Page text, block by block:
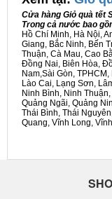
Cửa hàng Giỏ quà tết
Trong cả nước bao
Hồ Chí Minh, Hà Nội,
Giang, Bắc Ninh, Bến
Thuận, Cà Mau, Cao
Đồng Nai, Biên Hòa,
Nam,Sài Gòn,
Lào Cai, Lạng Sơn,
Ninh Bình, Ninh
Quảng Ngãi, Quảng
Thái Bình, Thái
Quang, Vĩnh Long,